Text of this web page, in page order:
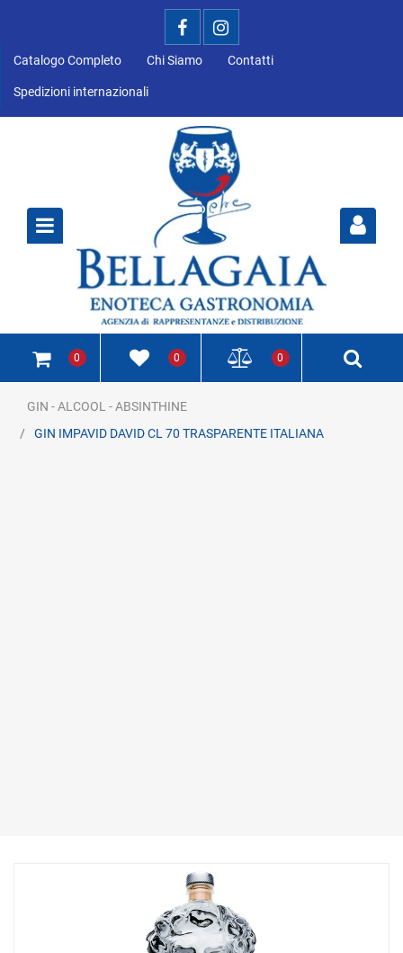
Catalogo Completo Chi Siamo Contatti
Spedizioni internazionali
0 0 0
GIN - ALCOOL - ABSINTHINE
GIN IMPAVID DAVID CL 70 TRASPARENTE ITALIANA